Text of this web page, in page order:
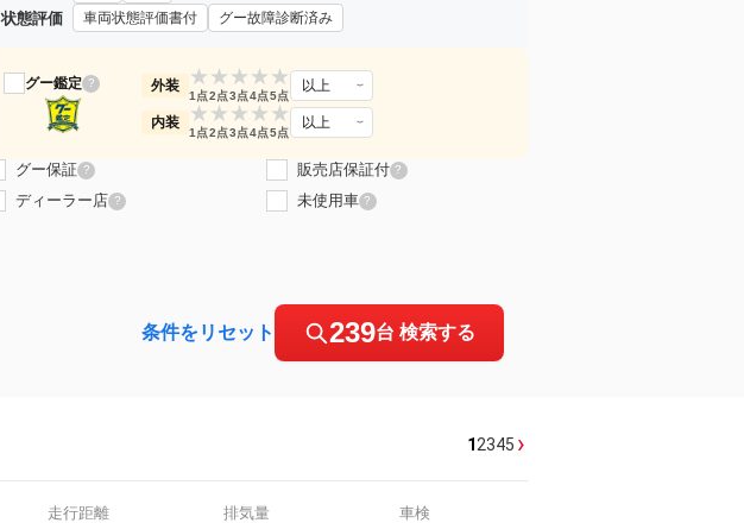
状態評価 車両状態評価書付 グー故障診断済み
グー鑑定 ? 外装 ★
1点
★
2点
★
3点
★
4点
★
5点
以上
内装 ★
1点
★
2点
★
3点
★
4点
★
5点
以上
グー保証 ? 販売店保証付 ?
ディーラー店 ? 未使用車 ?
条件をリセット 239台 検索する
12345 ›
走行距離 排気量 車検